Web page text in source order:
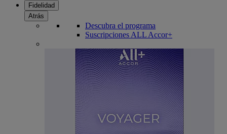
Fidelidad
Atrás
Descubra el programa
Suscripciones ALL Accor+